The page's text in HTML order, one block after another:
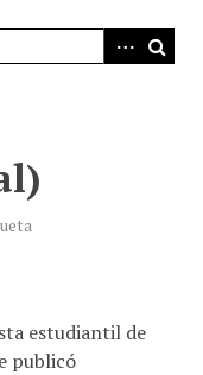
estudiantil de
publicó